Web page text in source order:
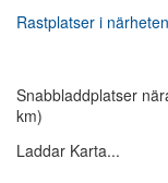
Rastplatser i närheten
Snabbladdplatser
km)
Laddar Karta...